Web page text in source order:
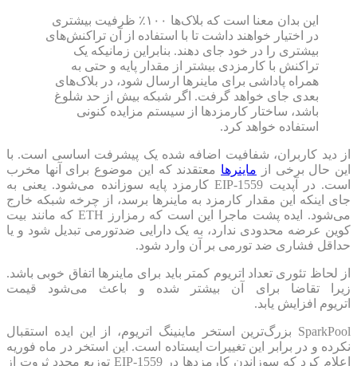
این بدان معنا است که بلاک‌ها ۱۰۰٪ ظرفیت بیشتری
در اختیار خواهند داشت تا با استفاده از آن تراکنش‌های
بیشتری را در خود جای دهند. بنابراین زمانیکه یک
تراکنش با کارمزدی بیشتر از مقدار پایه و حتی به
همراه پاداشی برای ماینرها ارسال شود، در بلاک‌های
بعدی جای خواهد گرفت. اگر شبکه بیش از حد شلوغ
باشد، ساختار کارمزدها از سیستم مزایده کنونی
استفاده خواهد کرد.
از دید کاربران، شفافیت اضافه شده یک پیشرفت اساسی است. با
این حال برخی از ماینرها معتقدند که این موضوع برای آنها مخرب
است. در آپدیت EIP-1559 کارمزد پایه سوزانده می‌شود. یعنی به
جای اینکه این مقدار کارمزد به ماینرها برسد، از چرخه شبکه خارج
می‌شود. ایده پشت ماجرا این است که رمزارز ETH که مانند بیت
کوین عرضه محدودی ندارد، به یک دارایی ضدتورمی تبدیل شود و یا
حداقل فشاری ضد تورمی بر آن وارد شود.
از لحاظ تئوری تعداد اتریوم کمتر باید برای ماینرها اتفاق خوبی باشد.
زیرا تقاضا برای آن بیشتر شده و باعث می‌شود قیمت
اتریوم افزایش یابد.
SparkPool بزرگ‌ترین استخر ماینینگ اتریوم، از این ایده استقبال
نکرده و در برابر این تغییرات ایستاده است. این استخر در ماه فوریه
اعلام کرد که سوزاندن کارمزدها در EIP-1559 توزیع مجدد ثروت از